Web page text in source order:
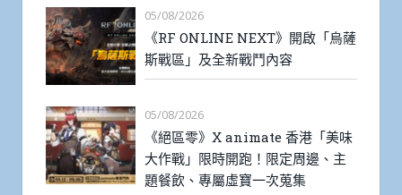
05/08/2026
《RF ONLINE NEXT》開啟「烏薩
斯戰區」及全新戰鬥內容
05/08/2026
《絕區零》X animate 香港「美味
大作戰」限時開跑！限定周邊、主
題餐飲、專屬虛寶一次蒐集